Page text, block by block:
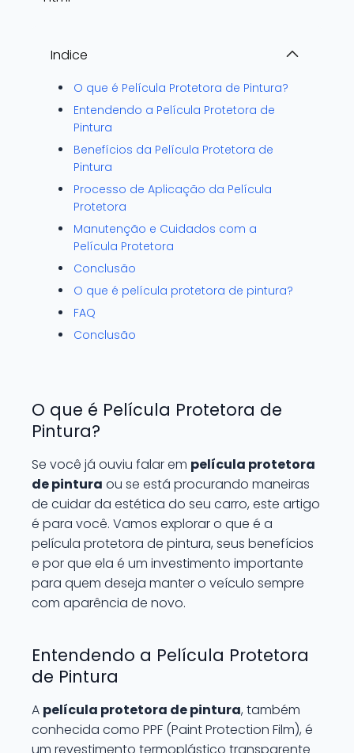
Indice
O que é Película Protetora de Pintura?
Entendendo a Película Protetora de
Pintura
Benefícios da Película Protetora de
Pintura
Processo de Aplicação da Película
Protetora
Manutenção e Cuidados com a
Película Protetora
Conclusão
O que é película protetora de pintura?
FAQ
Conclusão
O que é Película Protetora de
Pintura?
Se você já ouviu falar em película protetora
de pintura ou se está procurando maneiras
de cuidar da estética do seu carro, este artigo
é para você. Vamos explorar o que é a
película protetora de pintura, seus benefícios
e por que ela é um investimento importante
para quem deseja manter o veículo sempre
com aparência de novo.
Entendendo a Película Protetora
de Pintura
A película protetora de pintura, também
conhecida como PPF (Paint Protection Film), é